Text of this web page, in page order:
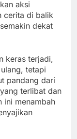
aksi
cerita di balik
dekat
keras terjadi,
tetapi
pandang dari
terlibat dan
ini menambah